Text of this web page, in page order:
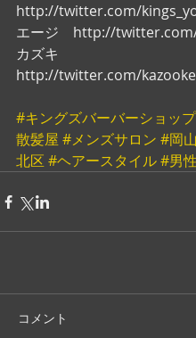
http://twitter.com/
エージ　http://
カズキ
http://twitter.com/
#キングズバーバーショップ
散髪屋 #メンズサロン #岡
北区 #ヘアースタイル#男
コメント